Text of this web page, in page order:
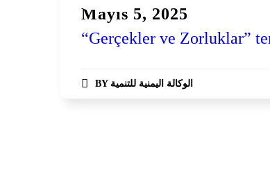
Mayıs 5, 2025
“Gerçekler ve Zorluklar”
BY الوكالة اليمنية للتنمية